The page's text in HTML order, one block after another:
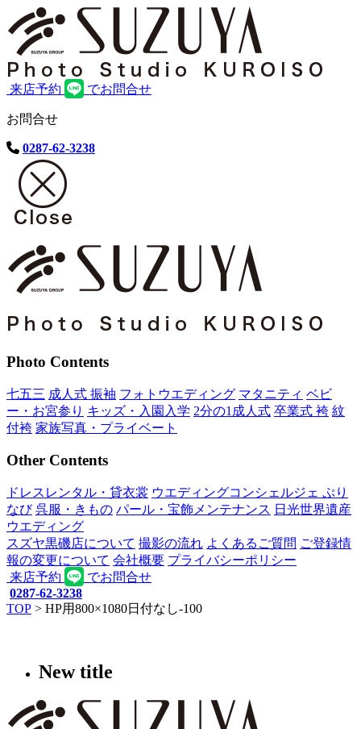
来店予約 でお問合せ
お問合せ
0287-62-3238
Photo Contents
七五三 成人式 振袖 フォトウエディング マタニティ ベビ
ー・お宮参り キッズ・入園入学 2分の1成人式 卒業式 袴 紋
付袴 家族写真・プライベート
Other Contents
ドレスレンタル・貸衣裳 ウエディングコンシェルジェ ぷり
なび 呉服・きもの パール・宝飾メンテナンス 日光世界遺産
ウエディング
スズヤ黒磯店について 撮影の流れ よくあるご質問 ご登録情
報の変更について 会社概要 プライバシーポリシー
来店予約
でお問合せ
0287-62-3238
TOP > HP用800×1080日付なし-100
New title